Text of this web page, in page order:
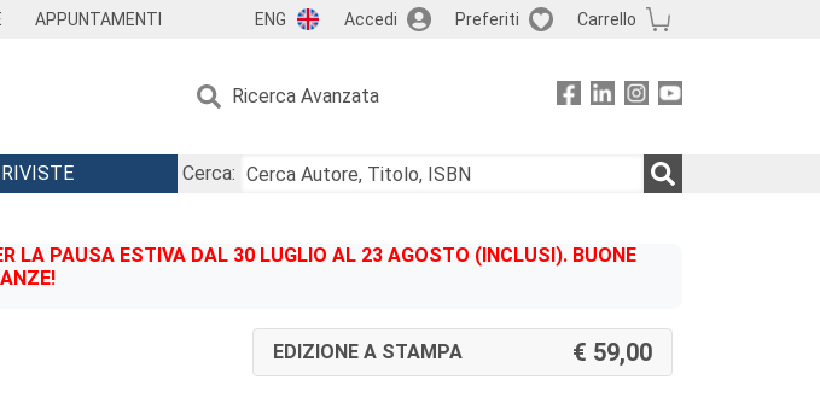
APPUNTAMENTI ENG Accedi Preferiti Carrello
Ricerca Avanzata
RIVISTE
Cerca:
LA PAUSA ESTIVA DAL 30 LUGLIO AL 23 AGOSTO (INCLUSI). BUONE
EDIZIONE A STAMPA 59,00